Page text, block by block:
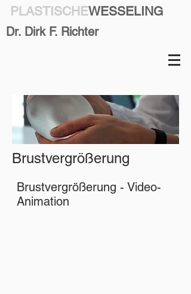
PLASTISCHEWESSELING
Dr. Dirk F. Richter
Brustvergrößerung
Brustvergrößerung - Video-
Animation